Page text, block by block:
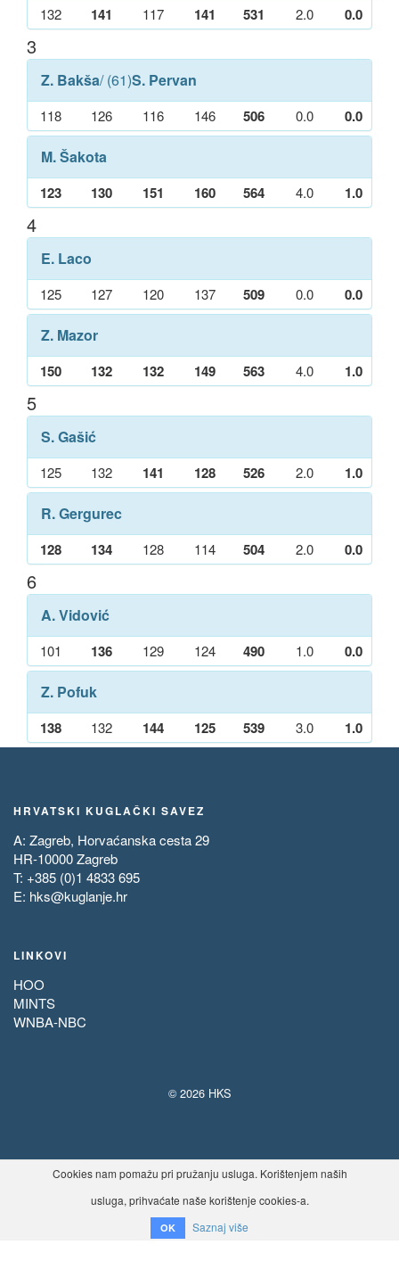
132 141 117 141 531 2.0 0.0
3
Z. Bakša/ (61)S. Pervan
118 126 116 146 506 0.0 0.0
M. Šakota
123 130 151 160 564 4.0 1.0
4
E. Laco
125 127 120 137 509 0.0 0.0
Z. Mazor
150 132 132 149 563 4.0 1.0
5
S. Gašić
125 132 141 128 526 2.0 1.0
R. Gergurec
128 134 128 114 504 2.0 0.0
6
A. Vidović
101 136 129 124 490 1.0 0.0
Z. Pofuk
138 132 144 125 539 3.0 1.0
HRVATSKI KUGLAČKI SAVEZ
A: Zagreb, Horvaćanska cesta 29
HR-10000 Zagreb
T: +385 (0)1 4833 695
E: hks@kuglanje.hr
LINKOVI
HOO
MINTS
WNBA-NBC
© 2026 HKS
Cookies nam pomažu pri pružanju usluga. Korištenjem naših
usluga, prihvaćate naše korištenje cookies-a.
OK Saznaj više